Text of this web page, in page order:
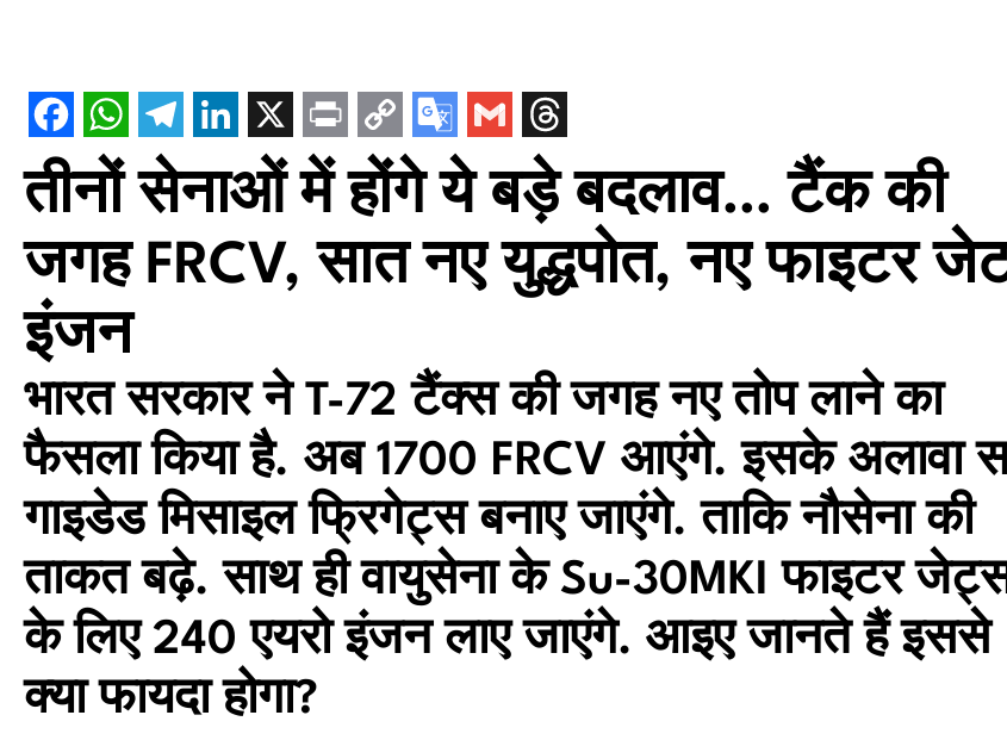
तीनों सेनाओं में होंगे ये बड़े बदलाव… टैंक की
जगह FRCV, सात नए युद्धपोत, नए फाइटर
इंजन
भारत सरकार ने T-72 टैंक्स की जगह नए तोप लाने का
फैसला किया है. अब 1700 FRCV आएंगे. इसके अलावा
गाइडेड मिसाइल फ्रिगेट्स बनाए जाएंगे. ताकि नौसेना की
ताकत बढ़े. साथ ही वायुसेना के Su-30MKI फाइटर
के लिए 240 एयरो इंजन लाए जाएंगे. आइए जानते हैं इससे
क्या फायदा होगा?